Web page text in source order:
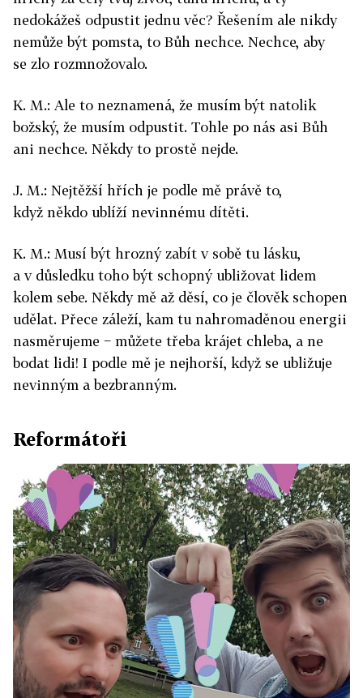
nedokážeš odpustit jednu věc? Řešením ale nikdy
nemůže být pomsta, to Bůh nechce. Nechce, aby
se zlo rozmnožovalo.
K. M.: Ale to neznamená, že musím být natolik
božský, že musím odpustit. Tohle po nás asi Bůh
ani nechce. Někdy to prostě nejde.
J. M.: Nejtěžší hřích je podle mě právě to,
když někdo ublíží nevinnému dítěti.
K. M.: Musí být hrozný zabít v sobě tu lásku,
a v důsledku toho být schopný ubližovat lidem
kolem sebe. Někdy mě až děsí, co je člověk schopen
udělat. Přece záleží, kam tu nahromaděnou energii
nasměrujeme − můžete třeba krájet chleba, a ne
bodat lidi! I podle mě je nejhorší, když se ubližuje
nevinným a bezbranným.
Reformátoři